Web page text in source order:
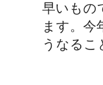
早いもの
ます。今
うなる